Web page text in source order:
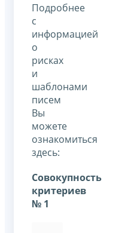
Подробнее
с
информацией
о
рисках
и
шаблонами
писем
Вы
можете
ознакомиться
здесь:
Совокупность
критериев
№ 1